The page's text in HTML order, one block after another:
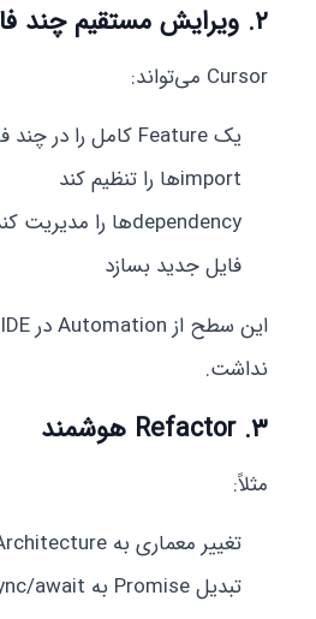
۲. ویرایش مستقیم چند فایل هم‌زمان
Cursor می‌تواند:
یک Feature کامل را در چند فایل پیاده‌سازی کند
importها را تنظیم کند
dependencyها را مدیریت کند
فایل جدید بسازد
نداشت.
۳. Refactor هوشمند
مثلاً:
تغییر معماری به Clean Architecture
تبدیل Promise به async/await